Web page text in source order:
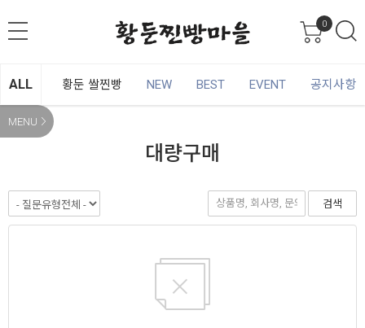
0
ALL 황둔 쌀찐빵 NEW BEST EVENT 공지사항
MENU
대량구매
검색